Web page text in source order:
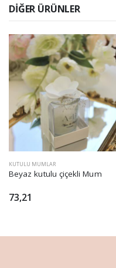
DIĞER ÜRÜNLER
KUTULU MUMLAR
Beyaz kutulu çiçekli Mum
73,21